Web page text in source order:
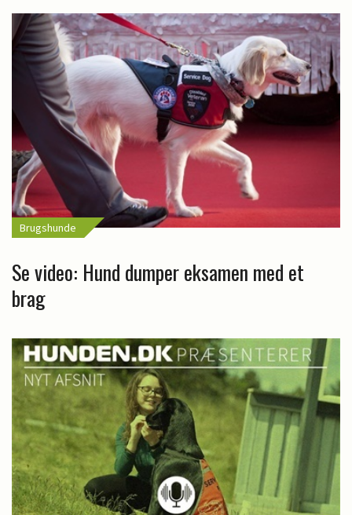
Brugshunde
Se video: Hund dumper eksamen med et
brag